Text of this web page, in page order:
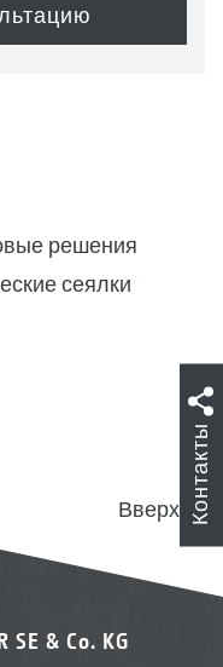
решения
сеялки
Вверх
SE & Co. KG
Контакты